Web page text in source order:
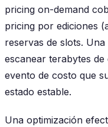
pricing on-demand
pricing por ediciones
reservas de slots.
escanear terabytes
evento de costo que
estado estable.
Una optimización